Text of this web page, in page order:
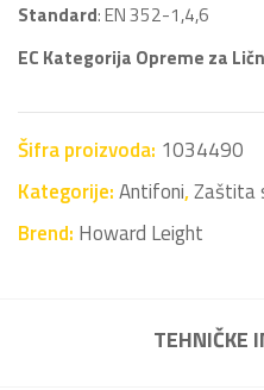
Standard: EN 352-1,4,6
EC Kategorija Opreme za
Šifra proizvoda: 1034490
Kategorije:Antifoni,Zaštita
Brend: Howard Leight
TEHNIČKE